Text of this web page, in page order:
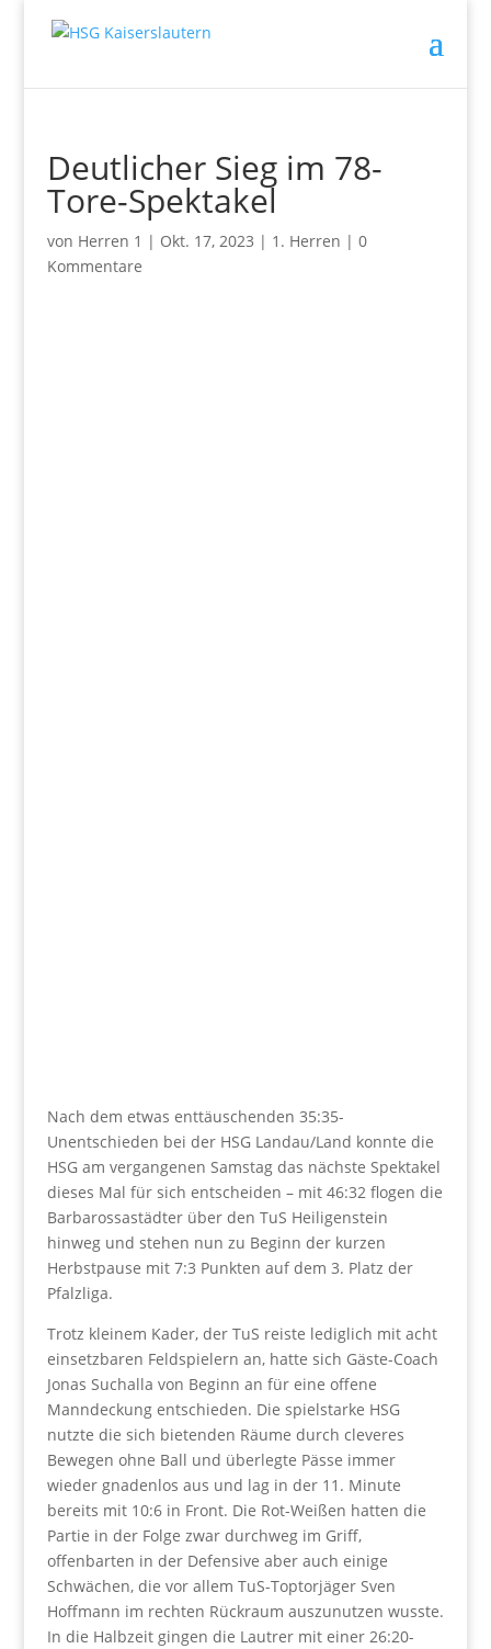
Deutlicher Sieg im 78-
Tore-Spektakel
von Herren 1 | Okt. 17, 2023 | 1. Herren | 0
Kommentare
Nach dem etwas enttäuschenden 35:35-
Unentschieden bei der HSG Landau/Land konnte die
HSG am vergangenen Samstag das nächste Spektakel
dieses Mal für sich entscheiden – mit 46:32 flogen die
Barbarossastädter über den TuS Heiligenstein
hinweg und stehen nun zu Beginn der kurzen
Herbstpause mit 7:3 Punkten auf dem 3. Platz der
Pfalzliga.
Trotz kleinem Kader, der TuS reiste lediglich mit acht
einsetzbaren Feldspielern an, hatte sich Gäste-Coach
Jonas Suchalla von Beginn an für eine offene
Manndeckung entschieden. Die spielstarke HSG
nutzte die sich bietenden Räume durch cleveres
Bewegen ohne Ball und überlegte Pässe immer
wieder gnadenlos aus und lag in der 11. Minute
bereits mit 10:6 in Front. Die Rot-Weißen hatten die
Partie in der Folge zwar durchweg im Griff,
offenbarten in der Defensive aber auch einige
Schwächen, die vor allem TuS-Toptorjäger Sven
Hoffmann im rechten Rückraum auszunutzen wusste.
In die Halbzeit gingen die Lautrer mit einer 26:20-